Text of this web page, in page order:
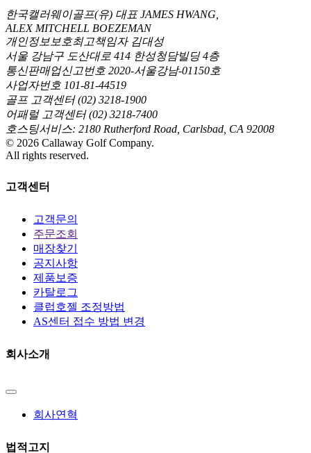
한국캘러웨이골프(유) 대표 JAMES HWANG,
ALEX MITCHELL BOEZEMAN
개인정보보호최고책임자 김대성
서울 강남구 도산대로 414 한성청담빌딩 4층
통신판매업신고번호 2020-서울강남-01150호
사업자번호 101-81-44519
골프 고객센터 (02) 3218-1900
어패럴 고객센터 (02) 3218-7400
호스팅서비스: 2180 Rutherford Road, Carlsbad, CA 92008
© 2026 Callaway Golf Company.
All rights reserved.
고객센터
고객문의
주문조회
매장찾기
공지사항
제품보증
카탈로그
클럽호젤 조정방법
AS센터 접수 방법 변경
회사소개
회사연혁
법적고지